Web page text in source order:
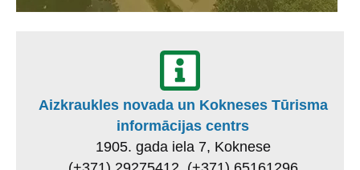
Aizkraukles novada un Kokneses Tūrisma
informācijas centrs
1905. gada iela 7, Koknese